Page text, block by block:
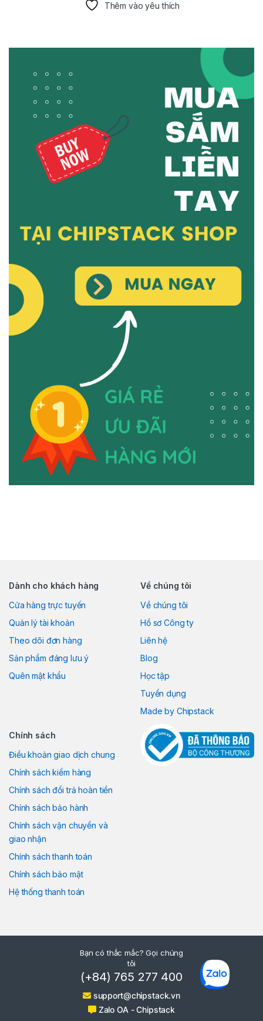
Thêm vào yêu thích
Dành cho khách hàng
Cửa hàng trực tuyến
Quản lý tài khoản
Theo dõi đơn hàng
Sản phẩm đáng lưu ý
Quên mật khẩu
Về chúng tôi
Về chúng tôi
Hồ sơ Công ty
Liên hệ
Blog
Học tập
Tuyển dụng
Made by Chipstack
Chính sách
Điều khoản giao dịch chung
Chính sách kiểm hàng
Chính sách đổi trả hoàn tiền
Chính sách bảo hành
Chính sách vận chuyển và
giao nhận
Chính sách thanh toán
Chính sách bảo mật
Hệ thống thanh toán
Bạn có thắc mắc? Gọi chúng
tôi
(+84) 765 277 400
support@chipstack.vn
Zalo OA - Chipstack